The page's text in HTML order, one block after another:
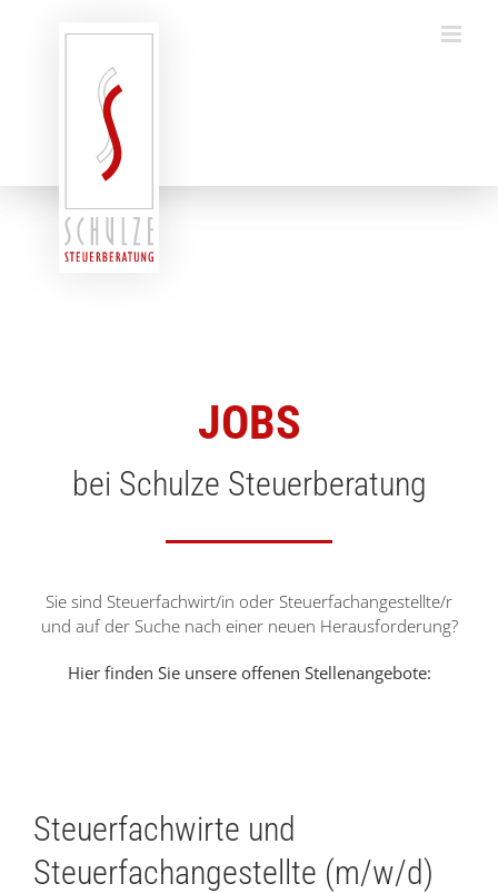
JOBS
bei Schulze Steuerberatung
Sie sind Steuerfachwirt/in oder Steuerfachangestellte/r
und auf der Suche nach einer neuen Herausforderung?
Hier finden Sie unsere offenen Stellenangebote:
Steuerfachwirte und
Steuerfachangestellte (m/w/d)